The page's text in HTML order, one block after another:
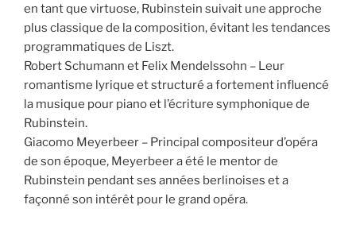
en tant que virtuose, Rubinstein suivait une approche
plus classique de la composition, évitant les tendances
programmatiques de Liszt.
Robert Schumann et Felix Mendelssohn – Leur
romantisme lyrique et structuré a fortement influencé
la musique pour piano et l’écriture symphonique de
Rubinstein.
Giacomo Meyerbeer – Principal compositeur d’opéra
de son époque, Meyerbeer a été le mentor de
Rubinstein pendant ses années berlinoises et a
façonné son intérêt pour le grand opéra.